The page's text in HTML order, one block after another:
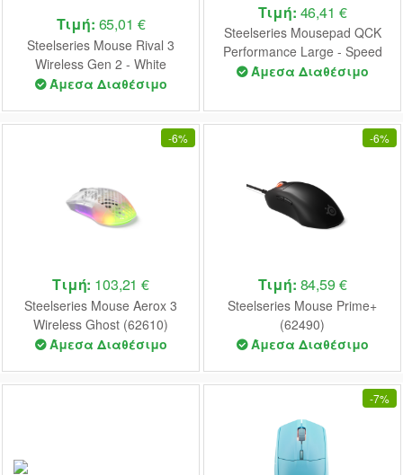
Τιμή: 65,01 €
Steelseries Mouse Rival 3
Wireless Gen 2 - White
(62524)
Άμεσα Διαθέσιμο
Τιμή: 46,41 €
Steelseries Mousepad QCK
Performance Large - Speed
(63430)
Άμεσα Διαθέσιμο
-6%
Τιμή: 103,21 €
Steelseries Mouse Aerox 3
Wireless Ghost (62610)
Άμεσα Διαθέσιμο
-6%
Τιμή: 84,59 €
Steelseries Mouse Prime+
(62490)
Άμεσα Διαθέσιμο
-7%